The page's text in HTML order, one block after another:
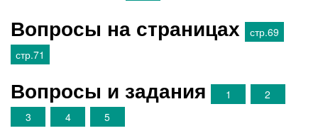
Вопросы на страницах
стр.69
стр.71
Вопросы и задания 1
2
3
4 5